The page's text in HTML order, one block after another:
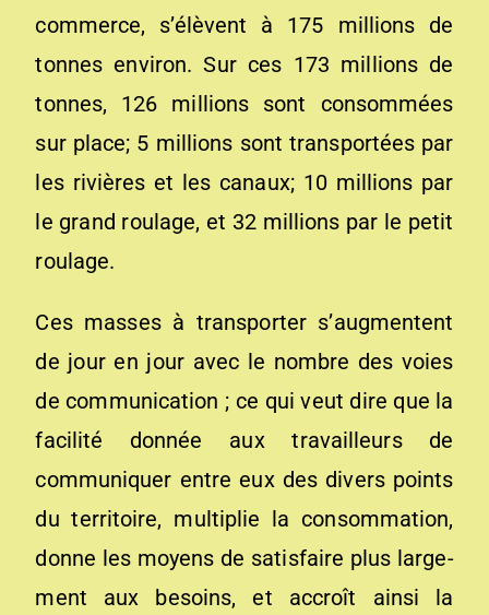
commerce, s’élèvent à 175 millions de
tonnes environ. Sur ces 173 millions de
tonnes, 126 millions sont consommées
sur place; 5 millions sont transportées par
les rivières et les canaux; 10 millions par
le grand roulage, et 32 millions par le petit
roulage.
Ces masses à transporter s’augmentent
de jour en jour avec le nombre des voies
de communication ; ce qui veut dire que la
facilité donnée aux travailleurs de
communi­quer entre eux des divers points
du territoire, multiplie la consommation,
donne les moyens de satisfaire plus large­
ment aux besoins, et accroît ainsi la